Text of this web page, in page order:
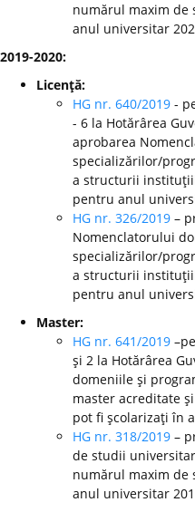
numărul maxim de
anul universitar
2019-2020:
Licenţă:
HG nr. 640/2019 -
- 6 la Hotărârea
aprobarea
specializărilor/
a structurii
pentru anul
HG nr. 326/2019 –
Nomenclatorului
specializărilor/
a structurii
pentru anul
Master:
HG nr. 641/2019
şi 2 la Hotărârea
domeniile şi
master acreditate
pot fi şcolarizaţi în
HG nr. 318/2019 –
de studii
numărul maxim de
anul universitar